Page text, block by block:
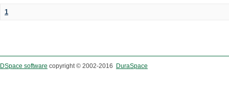
1
DSpace software copyright © 2002-2016 DuraSpace